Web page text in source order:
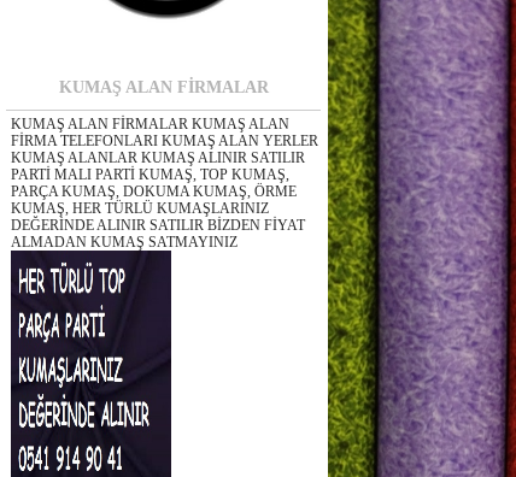
KUMAŞ ALAN FİRMALAR
KUMAŞ ALAN FİRMALAR KUMAŞ ALAN
FİRMA TELEFONLARI KUMAŞ ALAN YERLER
KUMAŞ ALANLAR KUMAŞ ALINIR SATILIR
PARTİ MALI PARTİ KUMAŞ, TOP KUMAŞ,
PARÇA KUMAŞ, DOKUMA KUMAŞ, ÖRME
KUMAŞ, HER TÜRLÜ KUMAŞLARINIZ
DEĞERİNDE ALINIR SATILIR BİZDEN FİYAT
ALMADAN KUMAŞ SATMAYINIZ